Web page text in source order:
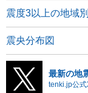
震度3以上の地域
震央分布図
最新の地
tenki.jp公式